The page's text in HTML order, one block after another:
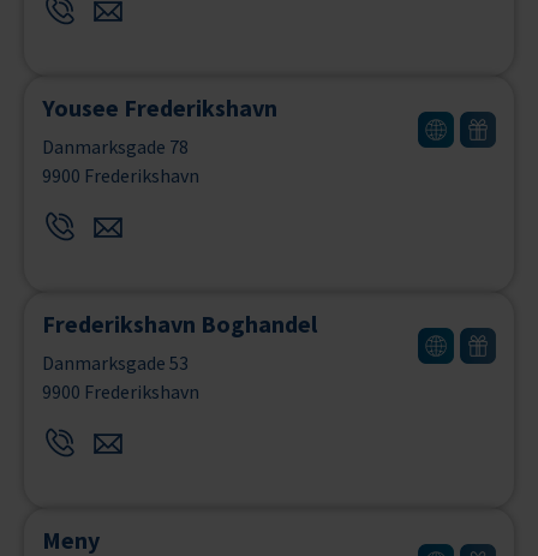
Yousee Frederikshavn
Danmarksgade 78
9900 Frederikshavn
Frederikshavn Boghandel
Danmarksgade 53
9900 Frederikshavn
Meny